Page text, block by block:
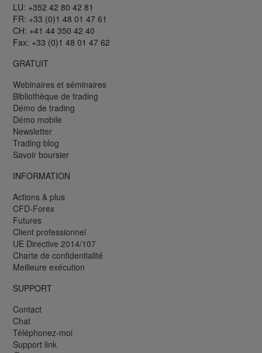
LU: +352 42 80 42 81
FR: +33 (0)1 48 01 47 61
CH: +41 44 350 42 40
Fax: +33 (0)1 48 01 47 62
GRATUIT
Webinaires et séminaires
Bibliothèque de trading
Démo de trading
Démo mobile
Newsletter
Trading blog
Savoir boursier
INFORMATION
Actions & plus
CFD-Forex
Futures
Client professionnel
UE Directive 2014/107
Charte de confidentialité
Meilleure exécution
SUPPORT
Contact
Chat
Téléphonez-moi
Support link